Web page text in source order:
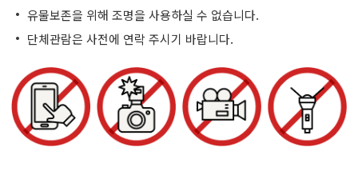
유물보존을 위해 조명을 사용하실 수 없습니다.
단체관람은 사전에 연락 주시기 바랍니다.